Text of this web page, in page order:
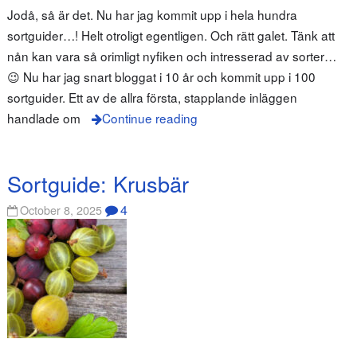
Jodå, så är det. Nu har jag kommit upp i hela hundra
sortguider…! Helt otroligt egentligen. Och rätt galet. Tänk att
nån kan vara så orimligt nyfiken och intresserad av sorter…
😉 Nu har jag snart bloggat i 10 år och kommit upp i 100
sortguider. Ett av de allra första, stapplande inläggen
handlade om
Continue reading
Sortguide: Krusbär
October 8, 2025 4